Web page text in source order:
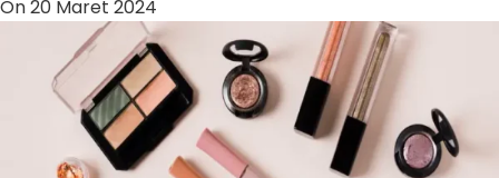
On 20 Maret 2024